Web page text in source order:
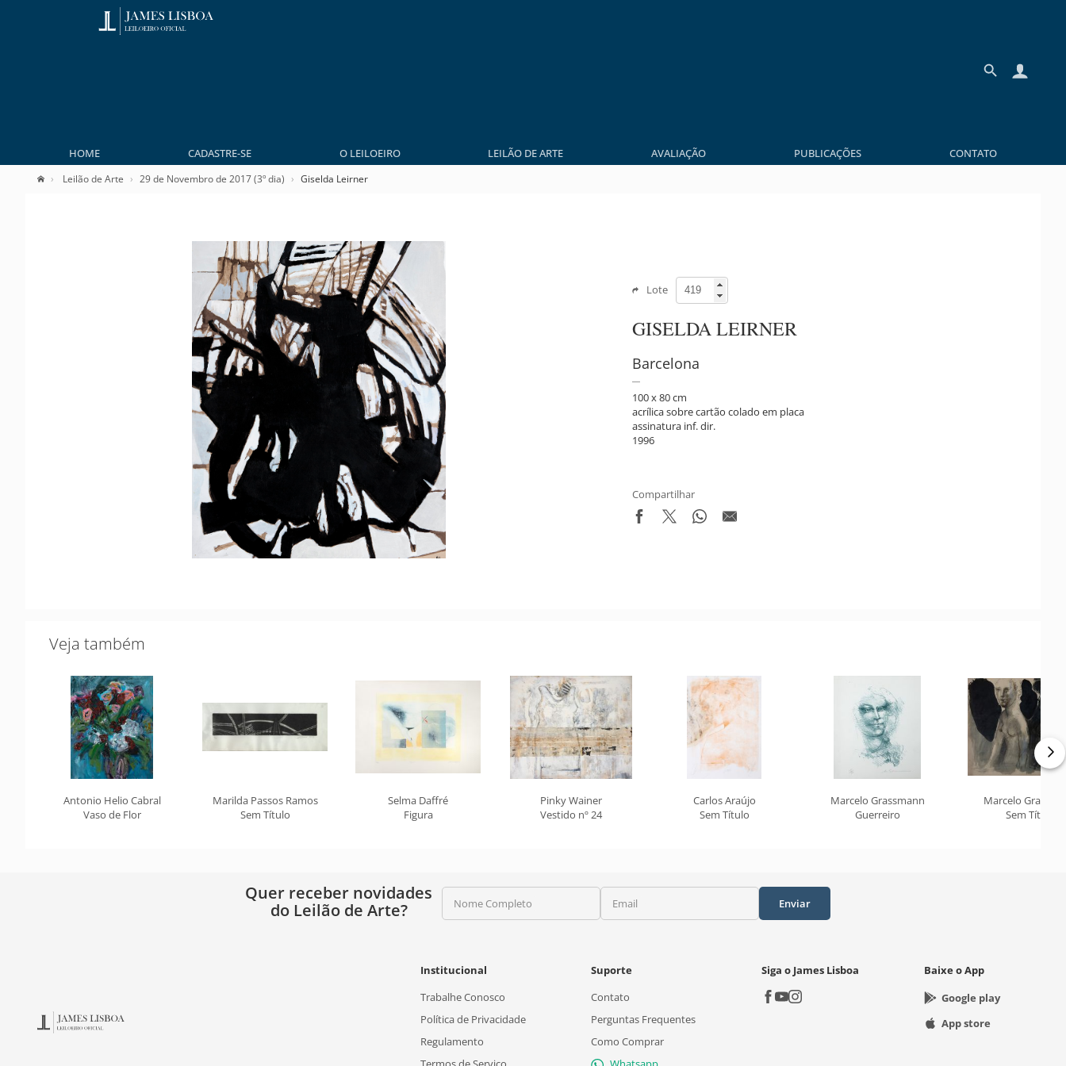
HOME CADASTRE-SE O LEILOEIRO LEILÃO DE ARTE AVALIAÇÃO PUBLICAÇÕES CONTATO
Leilão de Arte 29 de Novembro de 2017 (3º dia) Giselda Leirner
Lote
GISELDA LEIRNER
Barcelona
100 x 80 cm
acrílica sobre cartão colado em placa
assinatura inf. dir.
1996
Compartilhar
Veja também
Antonio Helio Cabral
Vaso de Flor
Marilda Passos Ramos
Sem Título
Selma Daffré
Figura
Pinky Wainer
Vestido nº 24
Carlos Araújo
Sem Título
Marcelo Grassmann
Guerreiro
Marcelo
Sem Título
Quer receber novidades
do Leilão de Arte?
Nome Completo Email Enviar
Institucional
Trabalhe Conosco
Política de Privacidade
Regulamento
Suporte
Contato
Perguntas Frequentes
Como Comprar
Siga o James Lisboa
Baixe o App
Google play
App store